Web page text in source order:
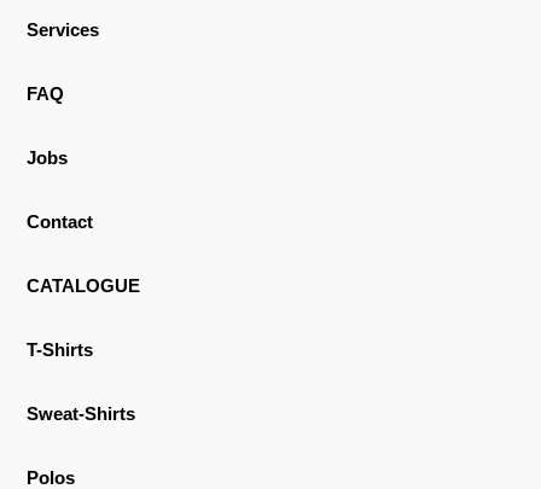
Services
FAQ
Jobs
Contact
CATALOGUE
T-Shirts
Sweat-Shirts
Polos